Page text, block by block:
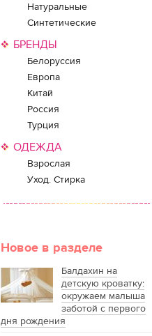
Натуральные
Синтетические
БРЕНДЫ
Белоруссия
Европа
Китай
Россия
Турция
ОДЕЖДА
Взрослая
Уход. Стирка
Новое в разделе
Балдахин на
детскую кроватку:
окружаем малыша
заботой с первого
дня рождения